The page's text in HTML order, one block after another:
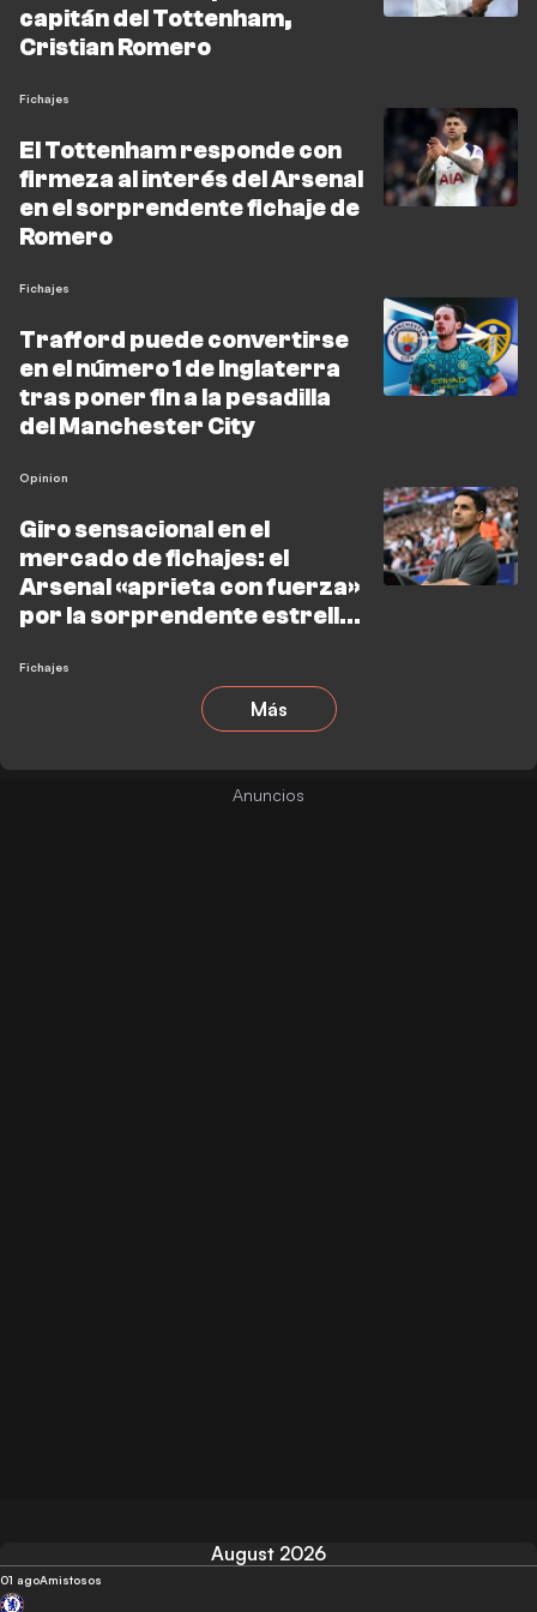
capitán del Tottenham,
Cristian Romero
Fichajes
El Tottenham responde con
firmeza al interés del Arsenal
en el sorprendente fichaje de
Romero
Fichajes
Trafford puede convertirse
en el número 1 de Inglaterra
tras poner fin a la pesadilla
del Manchester City
Opinion
Giro sensacional en el
mercado de fichajes: el
Arsenal «aprieta con fuerza»
por la sorprendente estrella
Fichajes
Más
August 2026
01 agoAmistosos